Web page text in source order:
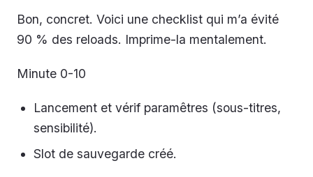
Bon, concret. Voici une checklist qui m’a évité
90 % des reloads. Imprime-la mentalement.
Minute 0-10
Lancement et vérif paramêtres (sous-titres,
sensibilité).
Slot de sauvegarde créé.